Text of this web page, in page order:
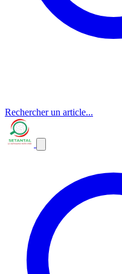
Rechercher un article...